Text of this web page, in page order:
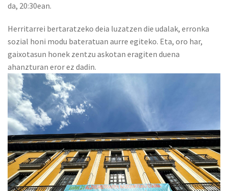
da, 20:30ean.
Herritarrei bertaratzeko deia luzatzen die udalak, erronka
sozial honi modu bateratuan aurre egiteko. Eta, oro har,
gaixotasun honek zentzu askotan eragiten duena
ahanzturan eror ez dadin.